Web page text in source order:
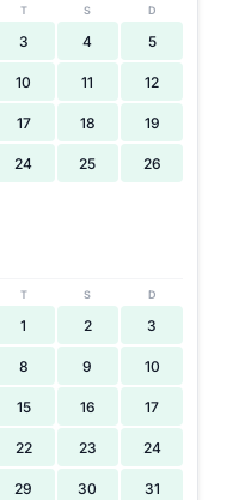
T S D
3 4 5
10 11 12
17 18 19
24 25 26
T S D
1 2 3
8 9 10
15 16 17
22 23 24
29 30 31